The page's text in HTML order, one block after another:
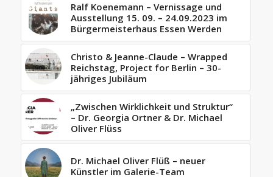
Ralf Koenemann – Vernissage und
Ausstellung 15. 09. – 24.09.2023 im
Bürgermeisterhaus Essen Werden
Christo & Jeanne-Claude – Wrapped
Reichstag, Project for Berlin – 30-
jähriges Jubiläum
„Zwischen Wirklichkeit und Struktur“
– Dr. Georgia Ortner & Dr. Michael
Oliver Flüss
Dr. Michael Oliver Flüß – neuer
Künstler im Galerie-Team